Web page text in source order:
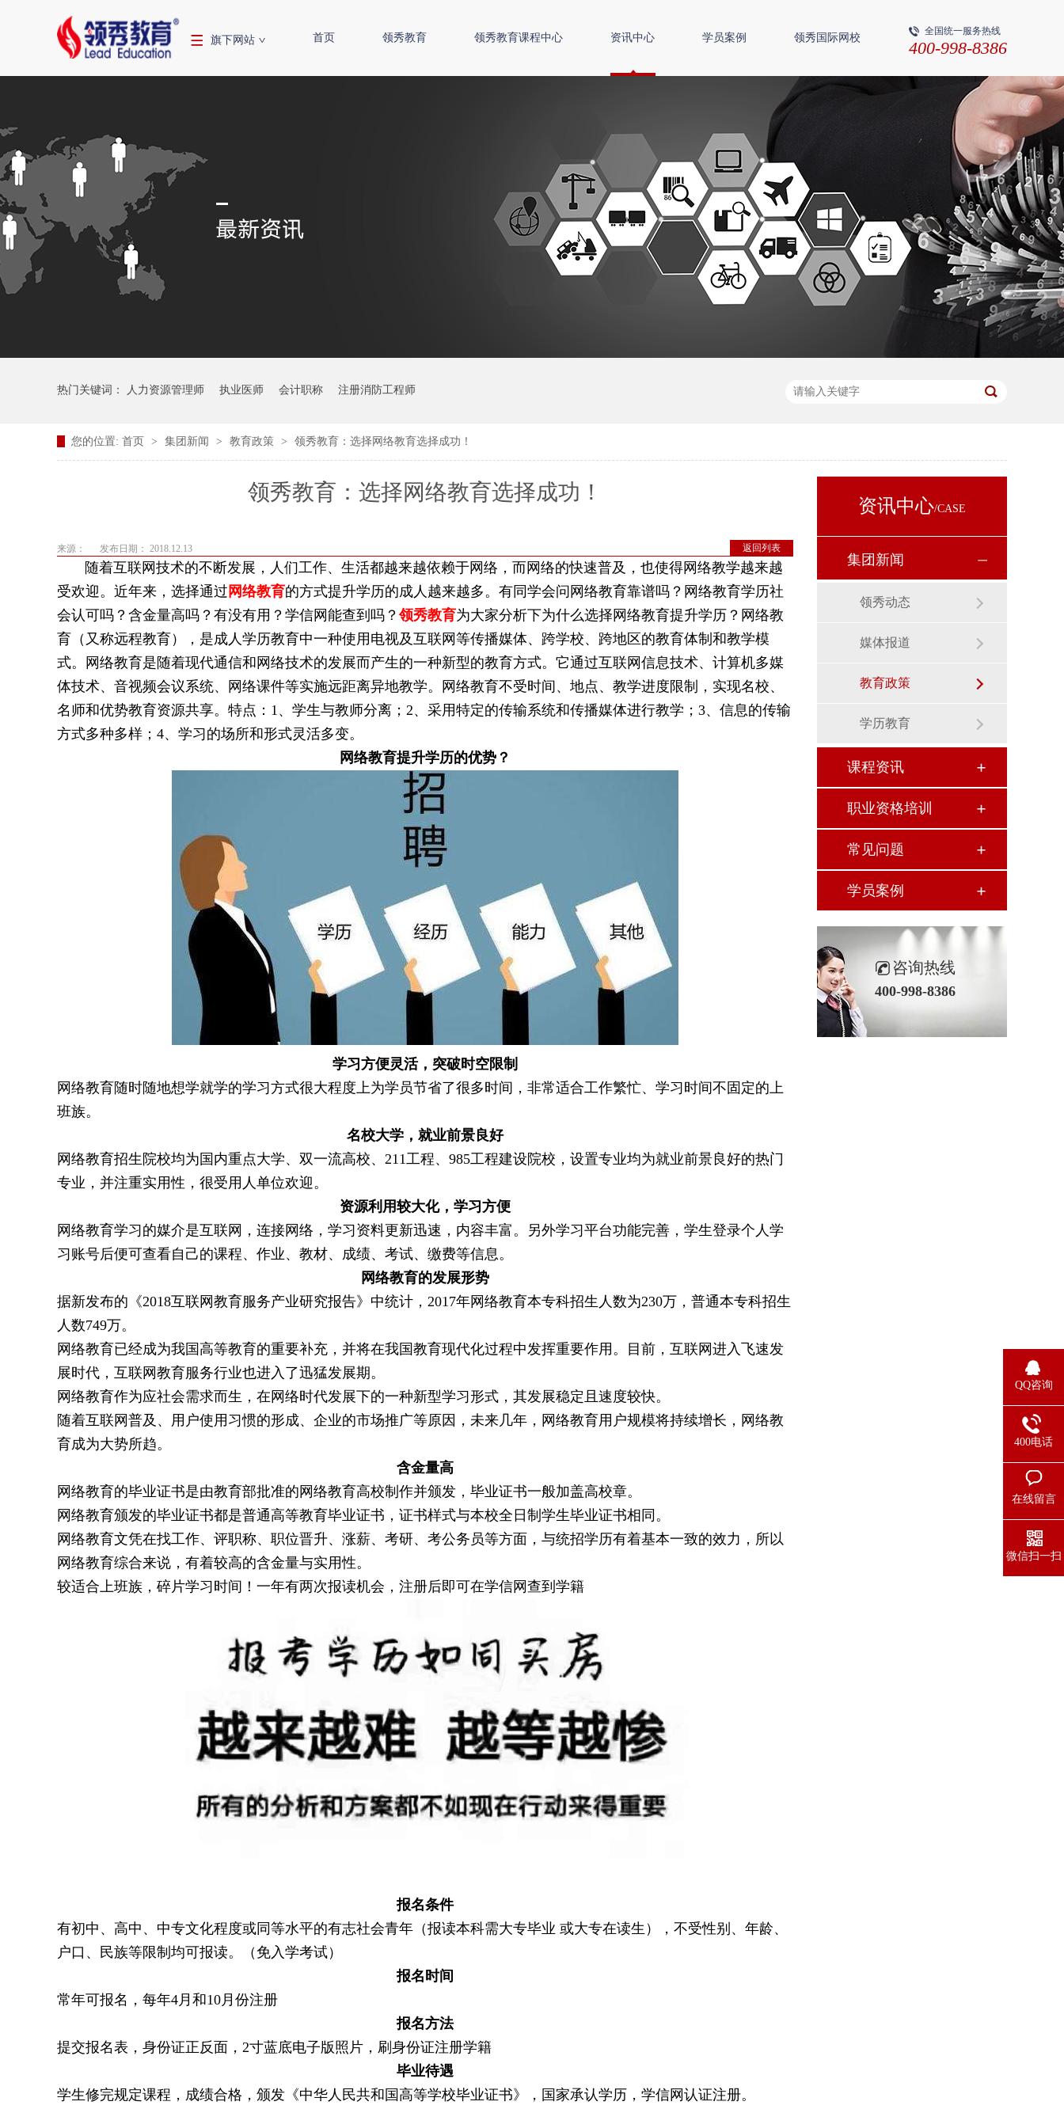
旗下网站 首页 领秀教育 领秀教育课程中心 资讯中心 学员案例 领秀国际网校
全国统一服务热线
400-998-8386
热门关键词： 人力资源管理师 执业医师 会计职称 注册消防工程师
您的位置: 首页 > 集团新闻 > 教育政策 > 领秀教育：选择网络教育选择成功！
领秀教育：选择网络教育选择成功！
返回列表
来源： 发布日期： 2018.12.13
随着互联网技术的不断发展，人们工作、生活都越来越依赖于网络，而网络的快速普及，也使得网络教学越来越
受欢迎。近年来，选择通过 网络教育的方式提升学历的成人越来越多。有同学会问网络教育靠谱吗？网络教育学历社
会认可吗？含金量高吗？有没有用？学信网能查到吗？领秀教育为大家分析下为什么选择网络教育提升学历？网络教
育（又称远程教育），是成人学历教育中一种使用电视及互联网等传播媒体、跨学校、跨地区的教育体制和教学模
式。网络教育是随着现代通信和网络技术的发展而产生的一种新型的教育方式。它通过互联网信息技术、计算机多媒
体技术、音视频会议系统、网络课件等实施远距离异地教学。网络教育不受时间、地点、教学进度限制，实现名校、
名师和优势教育资源共享。特点：1、学生与教师分离；2、采用特定的传输系统和传播媒体进行教学；3、信息的传输
方式多种多样；4、学习的场所和形式灵活多变。
网络教育提升学历的优势？
学习方便灵活，突破时空限制
网络教育随时随地想学就学的学习方式很大程度上为学员节省了很多时间，非常适合工作繁忙、学习时间不固定的上
班族。
名校大学，就业前景良好
网络教育招生院校均为国内重点大学、双一流高校、211工程、985工程建设院校，设置专业均为就业前景良好的热门
专业，并注重实用性，很受用人单位欢迎。
资源利用较大化，学习方便
网络教育学习的媒介是互联网，连接网络，学习资料更新迅速，内容丰富。另外学习平台功能完善，学生登录个人学
习账号后便可查看自己的课程、作业、教材、成绩、考试、缴费等信息。
网络教育的发展形势
据新发布的《2018互联网教育服务产业研究报告》中统计，2017年网络教育本专科招生人数为230万，普通本专科招生
人数749万。
网络教育已经成为我国高等教育的重要补充，并将在我国教育现代化过程中发挥重要作用。目前，互联网进入飞速发
展时代，互联网教育服务行业也进入了迅猛发展期。
网络教育作为应社会需求而生，在网络时代发展下的一种新型学习形式，其发展稳定且速度较快。
随着互联网普及、用户使用习惯的形成、企业的市场推广等原因，未来几年，网络教育用户规模将持续增长，网络教
育成为大势所趋。
含金量高
网络教育的毕业证书是由教育部批准的网络教育高校制作并颁发，毕业证书一般加盖高校章。
网络教育颁发的毕业证书都是普通高等教育毕业证书，证书样式与本校全日制学生毕业证书相同。
网络教育文凭在找工作、评职称、职位晋升、涨薪、考研、考公务员等方面，与统招学历有着基本一致的效力，所以
网络教育综合来说，有着较高的含金量与实用性。
较适合上班族，碎片学习时间！一年有两次报读机会，注册后即可在学信网查到学籍
报名条件
有初中、高中、中专文化程度或同等水平的有志社会青年（报读本科需大专毕业 或大专在读生），不受性别、年龄、
户口、民族等限制均可报读。（免入学考试）
报名时间
常年可报名，每年4月和10月份注册
报名方法
提交报名表，身份证正反面，2寸蓝底电子版照片，刷身份证注册学籍
毕业待遇
学生修完规定课程，成绩合格，颁发《中华人民共和国高等学校毕业证书》，国家承认学历，学信网认证注册。
资讯中心/CASE
集团新闻
领秀动态
媒体报道
教育政策
学历教育
课程资讯
职业资格培训
常见问题
学员案例
咨询热线
400-998-8386
QQ咨询
400电话
在线留言
微信扫一扫